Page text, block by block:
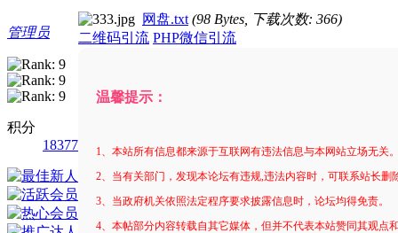
管理员
积分
18377
网盘.txt (98 Bytes, 下载次数: 366)
二维码引流 PHP微信引流
温馨提示：
1、本站所有信息都来源于互联网有违法信息与本网站立场无关
2、当有关部门，发现本论坛有违规,违法内容时，可联系站长删
3、当政府机关依照法定程序要求披露信息时，论坛均得免责。
4、本帖部分内容转载自其它媒体，但并不代表本站赞同其观点